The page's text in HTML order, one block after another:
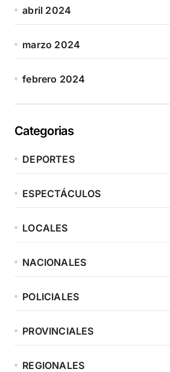
abril 2024
marzo 2024
febrero 2024
Categorias
DEPORTES
ESPECTÁCULOS
LOCALES
NACIONALES
POLICIALES
PROVINCIALES
REGIONALES